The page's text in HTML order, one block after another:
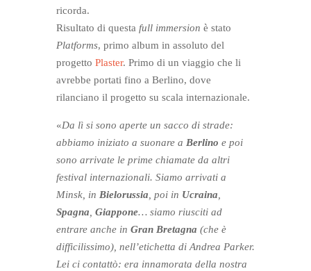
ricorda.
Risultato di questa full immersion è stato
Platforms, primo album in assoluto del
progetto Plaster. Primo di un viaggio che li
avrebbe portati fino a Berlino, dove
rilanciano il progetto su scala internazionale.
«Da lì si sono aperte un sacco di strade:
abbiamo iniziato a suonare a Berlino e poi
sono arrivate le prime chiamate da altri
festival internazionali. Siamo arrivati a
Minsk, in Bielorussia , poi in Ucraina
Spagna Giappone… siamo riusciti ad
entrare anche in Gran Bretagna (che è
difficilissimo), nell’etichetta di Andrea Parker.
Lei ci contattò: era innamorata della nostra